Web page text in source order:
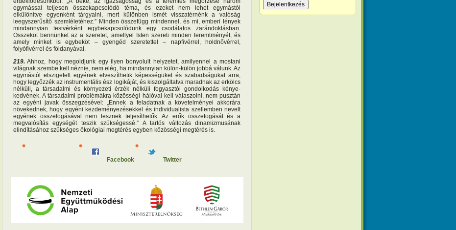
egymással teljesen összekapcsolódó téma, és ezeket nem lehet egymástól
elkülönítve egyenként tárgyalni, mert különben ismét visszatérnénk a valóság
leegyszerűsítő szemléletéhez.” Minden összefügg mindennel, és mi, emberi lények
mindannyian testvérként egybekapcsolódunk egy csodálatos zarándoklásban.
Összeköt bennünket az a szeretet, amellyel Isten szereti minden teremtményét, és
amely minket is egybeköt – gyengéd szeretettel – napfivérrel, holdnővérrel,
folyófivérrel és földanyával.
219. Ahhoz, hogy megoldjunk egy ilyen bonyolult helyzetet, amilyennel a mostani
világnak szembe kell néznie, nem elég, ha mindannyian külön-külön jobbá válunk. Az
egymástól elszigetelt egyének elveszíthetik képességüket és szabadságukat arra,
hogy legyőzzék az instrumentális ész logikáját, és kiszolgáltatva maradnak az erkölcs
nélküli, a társadalmi és környezeti érzék nélküli fogyasztói gondolkodás kénye-
kedvének. A társadalmi problémákra közösségi hálóval kell válaszolni, nem pusztán
az egyéni javak összegzésével: „Ennek a feladatnak a követelményei akkorára
növekednek, hogy egyéni kezdeményezésekkel és individualista szellemben nevelt
egyének összefogásával nem lesznek teljesíthetők. Az erők összefogását és a
megvalósítás egységét teszik szükségessé.” A tartós változás dinamizmusának
elindításához szükséges ökológiai megtérés egyben közösségi megtérés is.
Facebook Twitter